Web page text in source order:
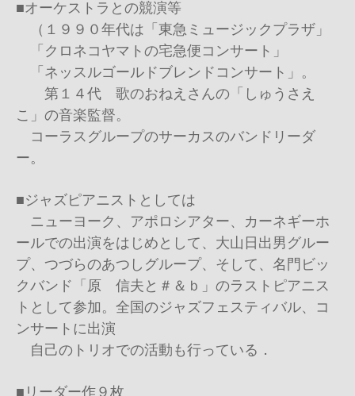
■オーケストラとの競演等
（１９９０年代は「東急ミュージックプラザ」
「クロネコヤマトの宅急便コンサート」
「ネッスルゴールドブレンドコンサート」。
第１４代 歌のおねえさんの「しゅうさえ
こ」の音楽監督。
コーラスグループのサーカスのバンドリーダ
ー。
■ジャズピアニストとしては
ニューヨーク、アポロシアター、カーネギーホ
ールでの出演をはじめとして、大山日出男グルー
プ、つづらのあつしグループ、そして、名門ビッ
クバンド「原 信夫と＃＆ｂ」のラストピアニス
トとして参加。全国のジャズフェスティバル、コ
ンサートに出演
自己のトリオでの活動も行っている．
■リーダー作９枚